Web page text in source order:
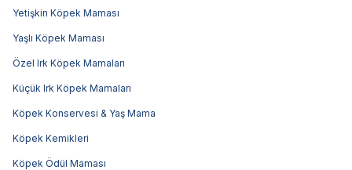
Yetişkin Köpek Maması
Yaşlı Köpek Maması
Özel Irk Köpek Mamaları
Küçük Irk Köpek Mamaları
Köpek Konservesi & Yaş Mama
Köpek Kemikleri
Köpek Ödül Maması